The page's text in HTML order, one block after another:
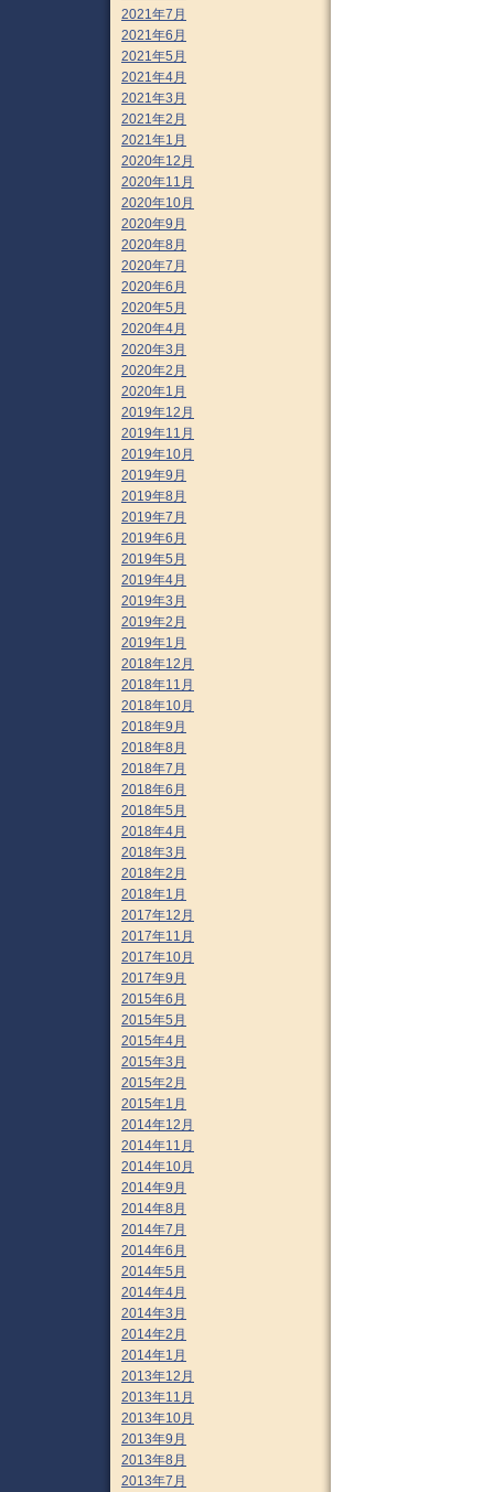
2021年7月
2021年6月
2021年5月
2021年4月
2021年3月
2021年2月
2021年1月
2020年12月
2020年11月
2020年10月
2020年9月
2020年8月
2020年7月
2020年6月
2020年5月
2020年4月
2020年3月
2020年2月
2020年1月
2019年12月
2019年11月
2019年10月
2019年9月
2019年8月
2019年7月
2019年6月
2019年5月
2019年4月
2019年3月
2019年2月
2019年1月
2018年12月
2018年11月
2018年10月
2018年9月
2018年8月
2018年7月
2018年6月
2018年5月
2018年4月
2018年3月
2018年2月
2018年1月
2017年12月
2017年11月
2017年10月
2017年9月
2015年6月
2015年5月
2015年4月
2015年3月
2015年2月
2015年1月
2014年12月
2014年11月
2014年10月
2014年9月
2014年8月
2014年7月
2014年6月
2014年5月
2014年4月
2014年3月
2014年2月
2014年1月
2013年12月
2013年11月
2013年10月
2013年9月
2013年8月
2013年7月